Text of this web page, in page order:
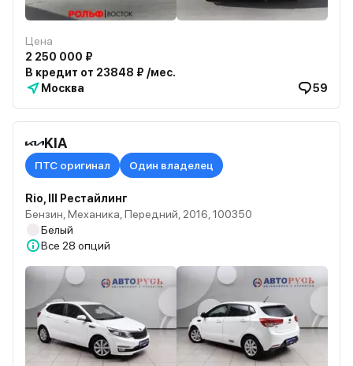
Цена
2 250 000 ₽
В кредит от 23848 ₽ /мес.
Москва
59
KIA
ПТС оригинал Один владелец
Rio, III Рестайлинг
Бензин, Механика, Передний, 2016, 100350
Белый
Все 28 опций